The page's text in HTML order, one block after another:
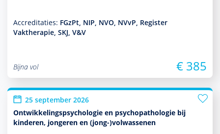
Accreditaties: FGzPt, NIP, NVO, NVvP, Register
Vaktherapie, SKJ, V&V
Bijna vol € 385
25 september 2026
Ontwikkelingspsychologie en psychopathologie bij
kinderen, jongeren en (jong-)volwassenen